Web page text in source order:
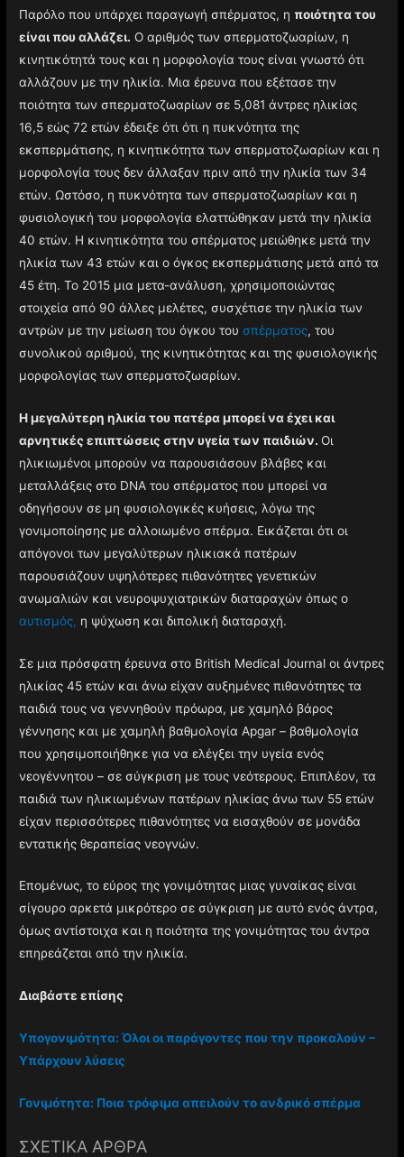
Παρόλο που υπάρχει παραγωγή σπέρματος, ηποιότητα του
είναι που αλλάζει. Ο αριθμός των σπερματοζωαρίων, η
κινητικότητά τους και η μορφολογία τους είναι γνωστό ότι
αλλάζουν με την ηλικία. Μια έρευνα που εξέτασε την
ποιότητα των σπερματοζωαρίων σε 5,081 άντρες ηλικίας
16,5 εώς 72 ετών έδειξε ότι ότι η πυκνότητα της
εκσπερμάτισης, η κινητικότητα των σπερματοζωαρίων και η
μορφολογία τους δεν άλλαξαν πριν από την ηλικία των 34
ετών. Ωστόσο, η πυκνότητα των σπερματοζωαρίων και η
φυσιολογική του μορφολογία ελαττώθηκαν μετά την ηλικία
40 ετών. Η κινητικότητα του σπέρματος μειώθηκε μετά την
ηλικία των 43 ετών και ο όγκος εκσπερμάτισης μετά από τα
45 έτη. Το 2015 μια μετα-ανάλυση, χρησιμοποιώντας
στοιχεία από 90 άλλες μελέτες, συσχέτισε την ηλικία των
αντρών με την μείωση του όγκου τουσπέρματος, του
συνολικού αριθμού, της κινητικότητας και της φυσιολογικής
μορφολογίας των σπερματοζωαρίων.
Η μεγαλύτερη ηλικία του πατέρα μπορεί να έχει και
αρνητικές επιπτώσεις στην υγεία των παιδιών. Οι
ηλικιωμένοι μπορούν να παρουσιάσουν βλάβες και
μεταλλάξεις στο DNA του σπέρματος που μπορεί να
οδηγήσουν σε μη φυσιολογικές κυήσεις, λόγω της
γονιμοποίησης με αλλοιωμένο σπέρμα. Εικάζεται ότι οι
απόγονοι των μεγαλύτερων ηλικιακά πατέρων
παρουσιάζουν υψηλότερες πιθανότητες γενετικών
ανωμαλιών και νευροψυχιατρικών διαταραχών όπως ο
αυτισμός, η ψύχωση και διπολική διαταραχή.
Σε μια πρόσφατη έρευνα στο British Medical Journal οι άντρες
ηλικίας 45 ετών και άνω είχαν αυξημένες πιθανότητες τα
παιδιά τους να γεννηθούν πρόωρα, με χαμηλό βάρος
γέννησης και με χαμηλή βαθμολογία Apgar – βαθμολογία
που χρησιμοποιήθηκε για να ελέγξει την υγεία ενός
νεογέννητου – σε σύγκριση με τους νεότερους. Επιπλέον, τα
παιδιά των ηλικιωμένων πατέρων ηλικίας άνω των 55 ετών
είχαν περισσότερες πιθανότητες να εισαχθούν σε μονάδα
εντατικής θεραπείας νεογνών.
Επομένως, το εύρος της γονιμότητας μιας γυναίκας είναι
σίγουρο αρκετά μικρότερο σε σύγκριση με αυτό ενός άντρα,
όμως αντίστοιχα και η ποιότητα της γονιμότητας του άντρα
επηρεάζεται από την ηλικία.
Διαβάστε επίσης
Υπογονιμότητα: Όλοι οι παράγοντες που την προκαλούν –
Υπάρχουν λύσεις
Γονιμότητα: Ποια τρόφιμα απειλούν το ανδρικό σπέρμα
ΣΧΕΤΙΚΑ ΑΡΘΡΑ